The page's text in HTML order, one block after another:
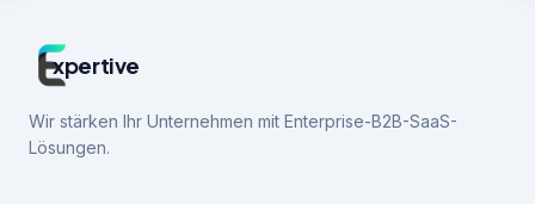
xpertive
Wir stärken Ihr Unternehmen mit Enterprise-B2B-SaaS-
Lösungen.